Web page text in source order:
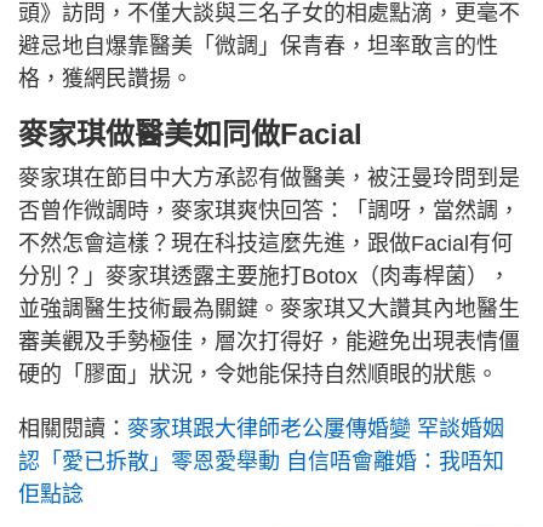
頭》訪問，不僅大談與三名子女的相處點滴，更毫不
避忌地自爆靠醫美「微調」保青春，坦率敢言的性
格，獲網民讚揚。
麥家琪做醫美如同做Facial
麥家琪在節目中大方承認有做醫美，被汪曼玲問到是
否曾作微調時，麥家琪爽快回答：「調呀，當然調，
不然怎會這樣？現在科技這麼先進，跟做Facial有何
分別？」麥家琪透露主要施打Botox（肉毒桿菌），
並強調醫生技術最為關鍵。麥家琪又大讚其內地醫生
審美觀及手勢極佳，層次打得好，能避免出現表情僵
硬的「膠面」狀況，令她能保持自然順眼的狀態。
相關閱讀： 麥家琪跟大律師老公屢傳婚變 罕談婚姻
認「愛已拆散」零恩愛舉動 自信唔會離婚：我唔知
佢點諗